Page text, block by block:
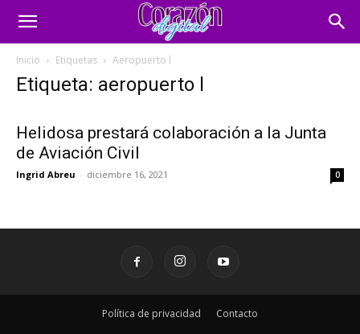
Inicio Etiquetas Aeropuerto l
Etiqueta: aeropuerto l
Helidosa prestará colaboración a la Junta
de Aviación Civil
Ingrid Abreu - diciembre 16, 2021 0
Política de privacidad Contacto